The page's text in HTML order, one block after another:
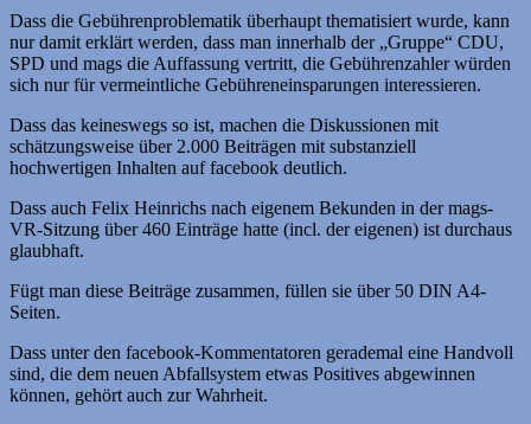
Dass die Gebührenproblematik überhaupt thematisiert wurde, kann
nur damit erklärt werden, dass man innerhalb der „Gruppe“ CDU,
SPD und mags die Auffassung vertritt, die Gebührenzahler würden
sich nur für vermeintliche Gebühreneinsparungen interessieren.
Dass das keineswegs so ist, machen die Diskussionen mit
schätzungsweise über 2.000 Beiträgen mit substanziell
hochwertigen Inhalten auf facebook deutlich.
Dass auch Felix Heinrichs nach eigenem Bekunden in der mags-
VR-Sitzung über 460 Einträge hatte (incl. der eigenen) ist durchaus
glaubhaft.
Fügt man diese Beiträge zusammen, füllen sie über 50 DIN A4-
Seiten.
Dass unter den facebook-Kommentatoren gerademal eine Handvoll
sind, die dem neuen Abfallsystem etwas Positives abgewinnen
können, gehört auch zur Wahrheit.